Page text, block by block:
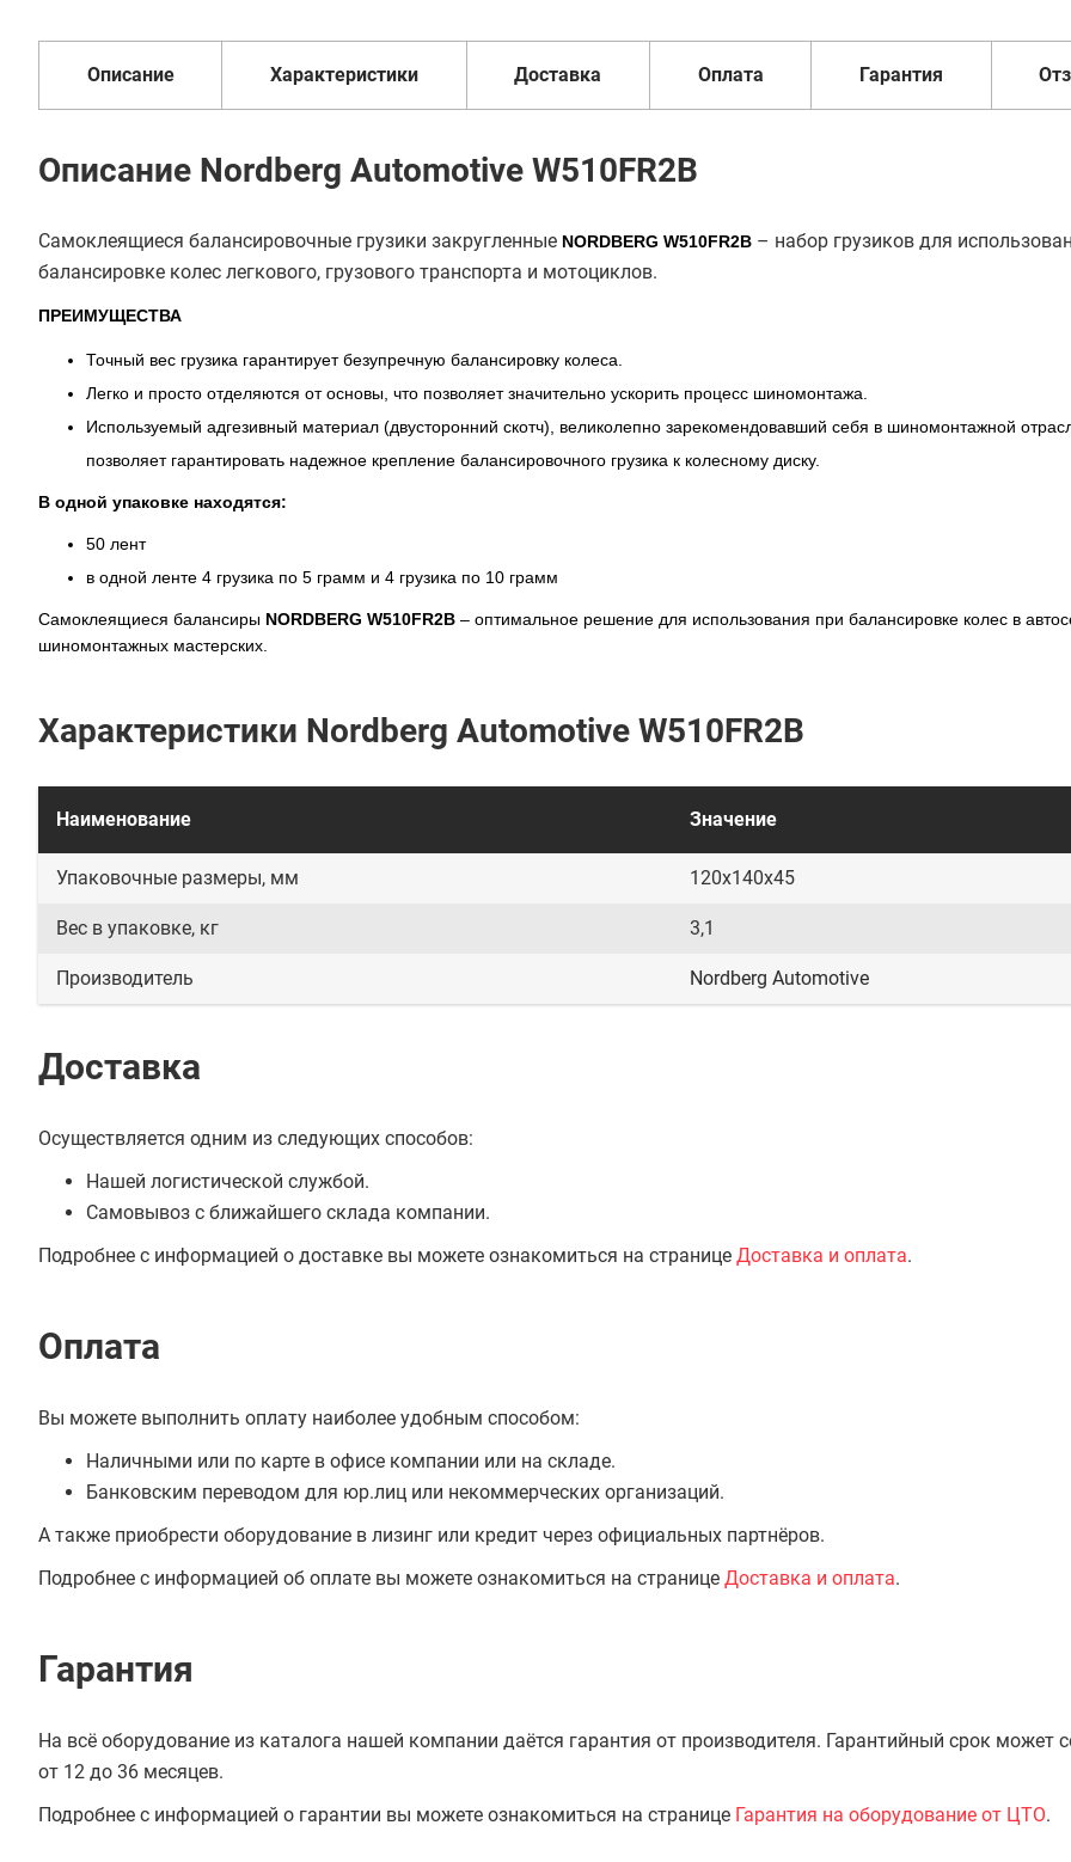
Описание Характеристики Доставка Оплата Гарантия
Описание Nordberg Automotive W510FR2B
Самоклеящиеся балансировочные грузики закругленные NORDBERG W510FR2B – набор грузиков для
балансировке колес легкового, грузового транспорта и мотоциклов.
ПРЕИМУЩЕСТВА
Точный вес грузика гарантирует безупречную балансировку колеса.
Легко и просто отделяются от основы, что позволяет значительно ускорить процесс шиномонтажа.
Используемый адгезивный материал (двусторонний скотч), великолепно зарекомендовавший себя в шиномонтажной
позволяет гарантировать надежное крепление балансировочного грузика к колесному диску.
В одной упаковке находятся:
50 лент
в одной ленте 4 грузика по 5 грамм и 4 грузика по 10 грамм
Самоклеящиеся балансиры NORDBERG W510FR2B – оптимальное решение для использования при балансировке колес в
шиномонтажных мастерских.
Характеристики Nordberg Automotive W510FR2B
Наименование Значение
Упаковочные размеры, мм 120x140x45
Вес в упаковке, кг 3,1
Производитель Nordberg Automotive
Доставка
Осуществляется одним из следующих способов:
Нашей логистической службой.
Самовывоз с ближайшего склада компании.
Подробнее с информацией о доставке вы можете ознакомиться на странице Доставка и оплата.
Оплата
Вы можете выполнить оплату наиболее удобным способом:
Наличными или по карте в офисе компании или на складе.
Банковским переводом для юр.лиц или некоммерческих организаций.
А также приобрести оборудование в лизинг или кредит через официальных партнёров.
Подробнее с информацией об оплате вы можете ознакомиться на странице Доставка и оплата.
Гарантия
На всё оборудование из каталога нашей компании даётся гарантия от производителя. Гарантийный срок может
от 12 до 36 месяцев.
Подробнее с информацией о гарантии вы можете ознакомиться на странице Гарантия на оборудование от ЦТО.